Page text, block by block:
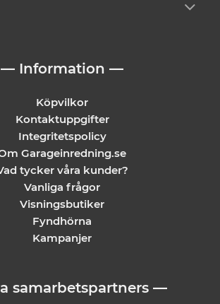
— Information —
Köpvilkor
Kontaktuppgifter
Integritetspolicy
Garageinredning.se
tycker våra kunder?
Vanliga frågor
Visningsbutiker
Fyndhörna
Kampanjer
samarbetspartners —